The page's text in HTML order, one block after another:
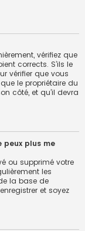
vérifiez que
corrects. S’ils le
vérifier que vous
le propriétaire du
côté, et qu’il devra
peux plus me
ou supprimé votre
les
la base de
et soyez